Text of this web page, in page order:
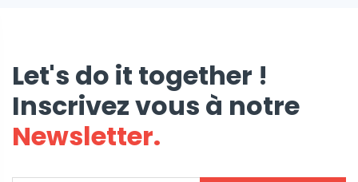
Let's do it together !
Inscrivez vous à notre
Newsletter.